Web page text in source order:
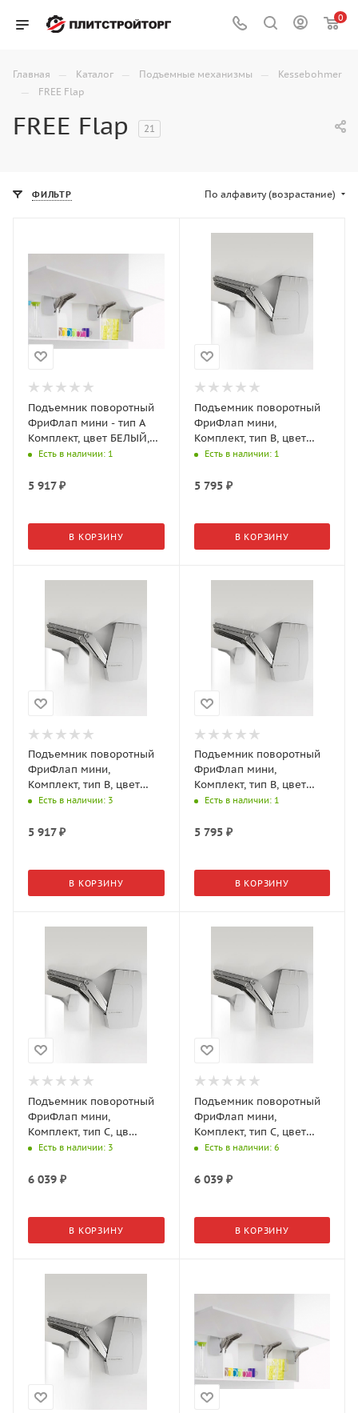
0
Главная — Каталог — Подъемные механизмы — Kessebohmer
— FREE Flap
FREE Flap 21
ФИЛЬТР По алфавиту (возрастание)
Подъемник поворотный
ФриФлап мини - тип А
Комплект, цвет БЕЛЫЙ,
вес фасада 0,6-4,6 кг
Есть в наличии: 1
5 917₽
В КОРЗИНУ
Подъемник поворотный
ФриФлап мини,
Комплект, тип B, цвет
антрацит, вес фасада 1,5-
Есть в наличии: 1
5 795₽
В КОРЗИНУ
Подъемник поворотный
ФриФлап мини,
Комплект, тип B, цвет
белый, вес фасада 1,5-
Есть в наличии: 3
5 917₽
В КОРЗИНУ
Подъемник поворотный
ФриФлап мини,
Комплект, тип B, цвет
серый, вес фасада 1,5-
Есть в наличии: 1
5 795₽
В КОРЗИНУ
Подъемник поворотный
ФриФлап мини,
Комплект, тип C, цв
антрацит, вес фасада 2,8-
Есть в наличии: 3
6 039 ₽
В КОРЗИНУ
Подъемник поворотный
ФриФлап мини,
Комплект, тип C, цвет
белый, вес фасада 2,8-
Есть в наличии: 6
6 039₽
В КОРЗИНУ